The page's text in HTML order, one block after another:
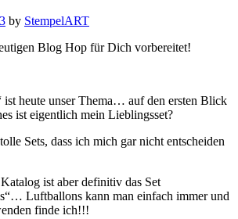
by StempelART
Blog Hop für Dich vorbereitet!
ist heute unser Thema… auf den ersten Blick
ist eigentlich mein Lieblingsset?
Sets, dass ich mich gar nicht entscheiden
ist aber definitiv das Set
Luftballons kann man einfach immer und
finde ich!!!